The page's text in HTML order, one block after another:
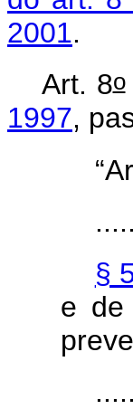
2001.
Art. 8o
1997,
§
e de